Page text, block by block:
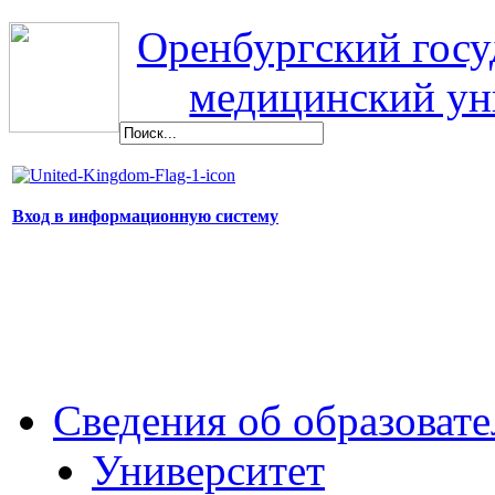
Оренбургский
медицинский
Вход в информационную систему
Сведения об
Университет